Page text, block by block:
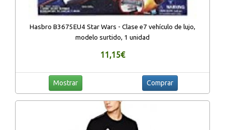
Hasbro B3675EU4 Star Wars - Clase e7 vehículo de lujo,
modelo surtido, 1 unidad
11,15€
Mostrar Comprar